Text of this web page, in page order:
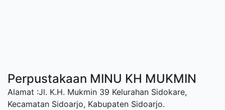
Perpustakaan MINU KH MUKMIN
Alamat :Jl. K.H. Mukmin 39 Kelurahan Sidokare,
Kecamatan Sidoarjo, Kabupaten Sidoarjo.